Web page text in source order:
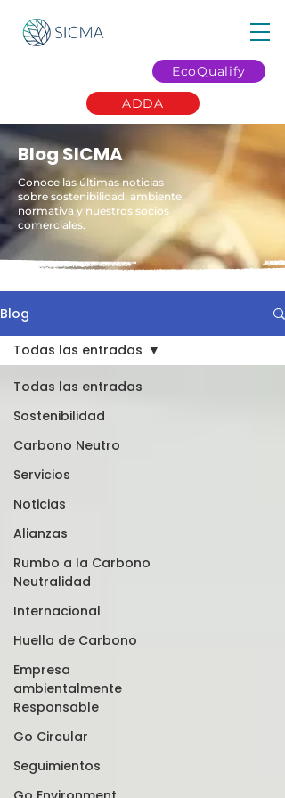
EcoQualify
ADDA
Blog SICMA
Conoce las últimas noticias
sobre sostenibilidad, ambiente,
normativa y nuestros socios
comerciales.
Blog
Todas las entradas
Sostenibilidad
Carbono Neutro
Servicios
Noticias
Alianzas
Rumbo a la Carbono
Neutralidad
Internacional
Huella de Carbono
Empresa
ambientalmente
Responsable
Go Circular
Seguimientos
Todas las entradas